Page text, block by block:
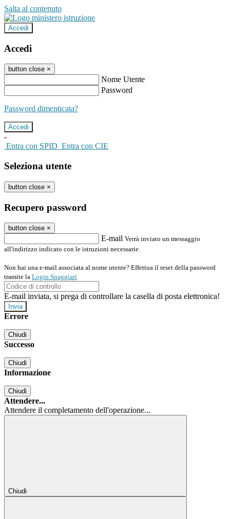
Salta al contenuto
Accedi
Accedi
button close ×
Nome Utente
Password
Password dimenticata?
-
Entra con SPID Entra con CIE
Seleziona utente
button close ×
Recupero password
button close ×
E-mail Verrà inviato un messaggio
all'indirizzo indicato con le istruzioni necessarie.
Non hai una e-mail associata al nome utente? Effettua il reset della password
tramite la Login Spaggiari
E-mail inviata, si prega di controllare la casella di posta elettronica!
Errore
Chiudi
Successo
Chiudi
Informazione
Chiudi
Attendere...
Attendere il completamento dell'operazione...
Chiudi